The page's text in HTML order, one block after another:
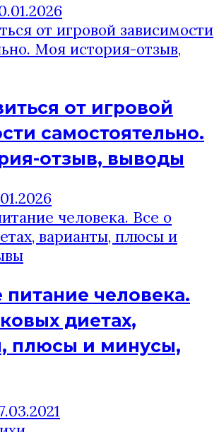
от игровой
самостоятельно.
отзыв, выводы
человека.
диетах,
плюсы и минусы,